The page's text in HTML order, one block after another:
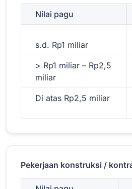
Nilai pagu
s.d. Rp1 miliar
> Rp1 miliar – Rp2,5
miliar
Di atas Rp2,5 miliar
Pekerjaan konstruksi /